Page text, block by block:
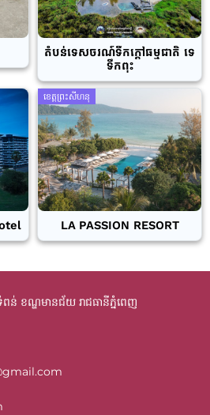
តំបន់ទេសចរណ៍ទឹកក្តៅធម្មជាតិ ទេ
ទឹកពុះ
ខេត្តព្រះសីហនុ
LA PASSION RESORT
ពន់ ខណ្ឌមានជ័យ រាជធានីភ្នំពេញ